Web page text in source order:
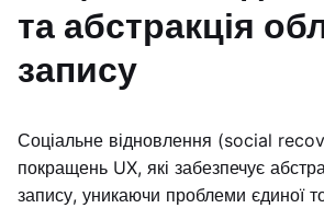
та абстракція
запису
Соціальне відновлення (social
покращень UX, які забезпечує
запису, уникаючи проблеми єдиної